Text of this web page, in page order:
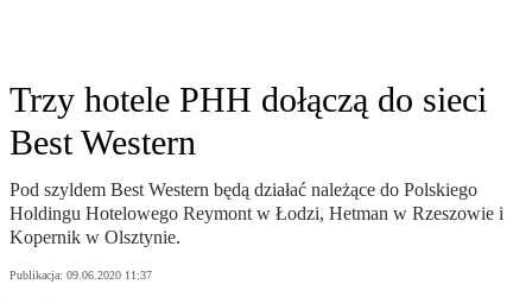
Trzy hotele PHH dołączą do sieci
Best Western
Pod szyldem Best Western będą działać należące do Polskiego
Holdingu Hotelowego Reymont w Łodzi, Hetman w Rzeszowie i
Kopernik w Olsztynie.
Publikacja: 09.06.2020 11:37